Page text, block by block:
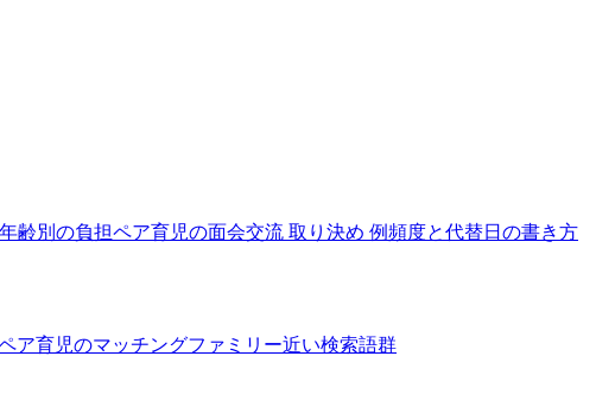
年齢別の負担ペア育児の面会交流 取り決め 例頻度と代替日の書き方
ア育児のマッチングファミリー近い検索語群